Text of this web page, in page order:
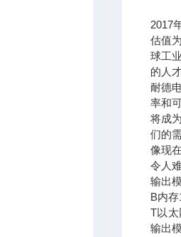
2017
估值
球工
的人
耐德
率和
将成
们的
像现
令人
输出
B内
T以太
输出